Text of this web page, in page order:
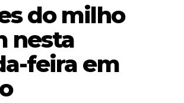
do milho
nesta
feira em